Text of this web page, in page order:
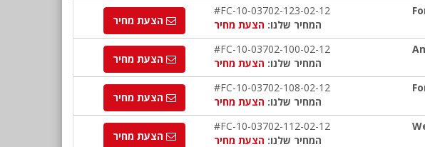
#FC-10-03702-123-02-12
המחיר שלנו: הצעת מחיר הצעת מחיר
#FC-10-03702-100-02-12
המחיר שלנו: הצעת מחיר הצעת מחיר
#FC-10-03702-108-02-12
המחיר שלנו: הצעת מחיר הצעת מחיר
#FC-10-03702-112-02-12
המחיר שלנו: הצעת מחיר הצעת מחיר